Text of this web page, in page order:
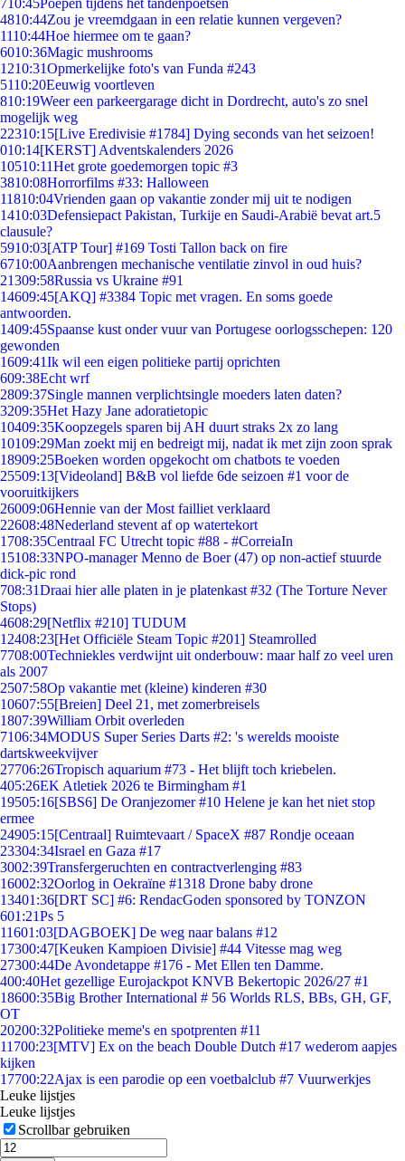
710:45Poepen tijdens het tandenpoetsen
4810:44Zou je vreemdgaan in een relatie kunnen vergeven?
1110:44Hoe hiermee om te gaan?
6010:36Magic mushrooms
1210:31Opmerkelijke foto's van Funda #243
5110:20Eeuwig voortleven
810:19Weer een parkeergarage dicht in Dordrecht, auto's zo snel
mogelijk weg
22310:15[Live Eredivisie #1784] Dying seconds van het seizoen!
010:14[KERST] Adventskalenders 2026
10510:11Het grote goedemorgen topic #3
3810:08Horrorfilms #33: Halloween
11810:04Vrienden gaan op vakantie zonder mij uit te nodigen
1410:03Defensiepact Pakistan, Turkije en Saudi-Arabië bevat art.5
clausule?
5910:03[ATP Tour] #169 Tosti Tallon back on fire
6710:00Aanbrengen mechanische ventilatie zinvol in oud huis?
21309:58Russia vs Ukraine #91
14609:45[AKQ] #3384 Topic met vragen. En soms goede
antwoorden.
1409:45Spaanse kust onder vuur van Portugese oorlogsschepen: 120
gewonden
1609:41Ik wil een eigen politieke partij oprichten
609:38Echt wrf
2809:37Single mannen verplichtsingle moeders laten daten?
3209:35Het Hazy Jane adoratietopic
10409:35Koopzegels sparen bij AH duurt straks 2x zo lang
10109:29Man zoekt mij en bedreigt mij, nadat ik met zijn zoon sprak
18909:25Boeken worden opgekocht om chatbots te voeden
25509:13[Videoland] B&B vol liefde 6de seizoen #1 voor de
vooruitkijkers
26009:06Hennie van der Most failliet verklaard
22608:48Nederland stevent af op watertekort
1708:35Centraal FC Utrecht topic #88 - #CorreiaIn
15108:33NPO-manager Menno de Boer (47) op non-actief stuurde
dick-pic rond
708:31Draai hier alle platen in je platenkast #32 (The Torture Never
Stops)
4608:29[Netflix #210] TUDUM
12408:23[Het Officiële Steam Topic #201] Steamrolled
7708:00Techniekles verdwijnt uit onderbouw: maar half zo veel uren
als 2007
2507:58Op vakantie met (kleine) kinderen #30
10607:55[Breien] Deel 21, met zomerbreisels
1807:39William Orbit overleden
7106:34MODUS Super Series Darts #2: 's werelds mooiste
dartskweekvijver
27706:26Tropisch aquarium #73 - Het blijft toch kriebelen.
405:26EK Atletiek 2026 te Birmingham #1
19505:16[SBS6] De Oranjezomer #10 Helene je kan het niet stop
ermee
24905:15[Centraal] Ruimtevaart / SpaceX #87 Rondje oceaan
23304:34Israel en Gaza #17
3002:39Transfergeruchten en contractverlenging #83
16002:32Oorlog in Oekraïne #1318 Drone baby drone
13401:36[DRT SC] #6: RendacGoden sponsored by TONZON
601:21Ps 5
11601:03[DAGBOEK] De weg naar balans #12
17300:47[Keuken Kampioen Divisie] #44 Vitesse mag weg
27300:44De Avondetappe #176 - Met Ellen ten Damme.
400:40Het gezellige Eurojackpot KNVB Bekertopic 2026/27 #1
18600:35Big Brother International # 56 Worlds RLS, BBs, GH, GF,
OT
20200:32Politieke meme's en spotprenten #11
11700:23[MTV] Ex on the beach Double Dutch #17 wederom aapjes
kijken
17700:22Ajax is een parodie op een voetbalclub #7 Vuurwerkjes
Leuke lijstjes
Leuke lijstjes
Scrollbar gebruiken